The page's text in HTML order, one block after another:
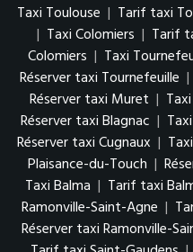
Taxi Toulouse | Tarif taxi
| Taxi Colomiers | Tarif
Colomiers | Taxi
Réserver taxi Tournefeuille |
Réserver taxi Muret |
Réserver taxi Blagnac |
Réserver taxi Cugnaux |
Plaisance-du-Touch |
Taxi Balma | Tarif taxi
Ramonville-Saint-Agne |
Réserver taxi Ramonville-